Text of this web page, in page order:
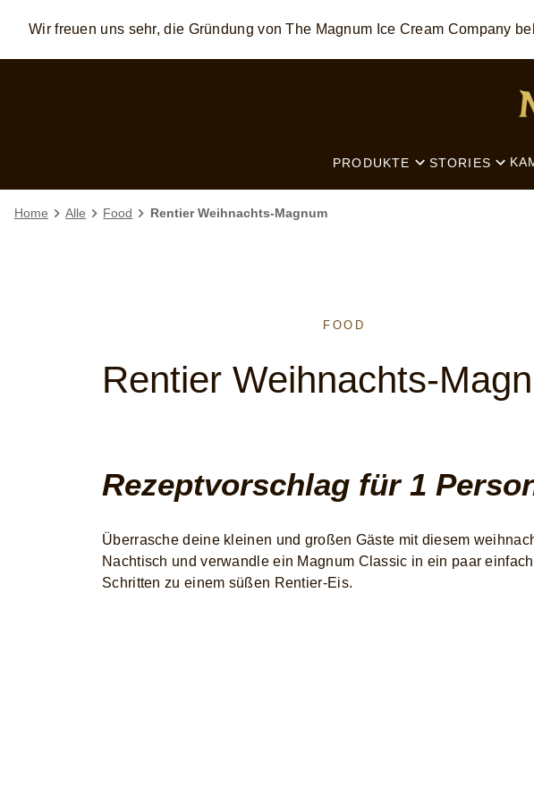
Skip to: MAIN CONTENT FOOTER SEARCH
Wir freuen uns sehr, die Gründung von The Magnum Ice Cream Company
PRODUKTE STORIES
Home Alle Food Rentier Weihnachts-Magnum
FOOD
Rentier Weihnachts-
Rezeptvorschlag für 1
Überrasche deine kleinen und großen Gäste mit diesem
Nachtisch und verwandle ein Magnum Classic in ein paar
Schritten zu einem süßen Rentier-Eis.